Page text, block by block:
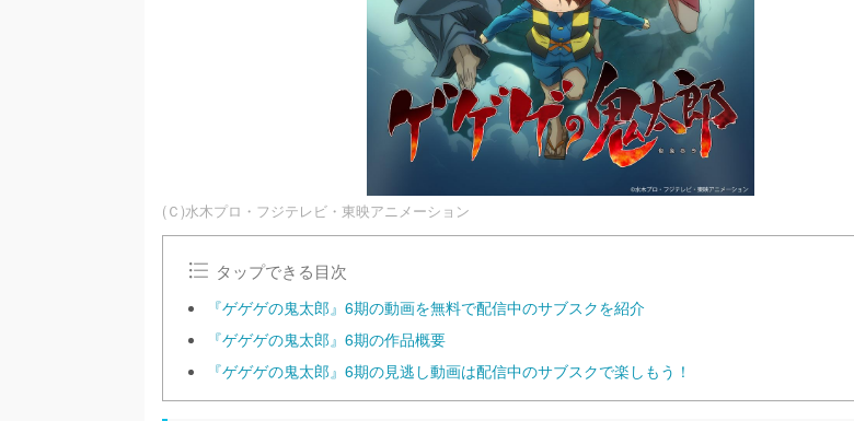
(Ｃ)水木プロ・フジテレビ・東映アニメーション
タップできる目次
『ゲゲゲの鬼太郎』6期の動画を無料で配信中のサブスクを紹介
『ゲゲゲの鬼太郎』6期の作品概要
『ゲゲゲの鬼太郎』6期の見逃し動画は配信中のサブスクで楽しもう！